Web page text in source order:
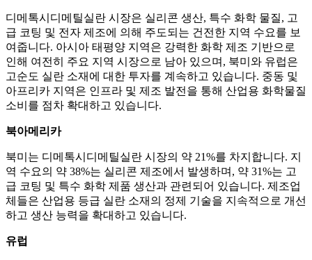
디메톡시디메틸실란 시장은 실리콘 생산, 특수 화학 물질, 고
급 코팅 및 전자 제조에 의해 주도되는 건전한 지역 수요를 보
여줍니다. 아시아 태평양 지역은 강력한 화학 제조 기반으로
인해 여전히 주요 지역 시장으로 남아 있으며, 북미와 유럽은
고순도 실란 소재에 대한 투자를 계속하고 있습니다. 중동 및
아프리카 지역은 인프라 및 제조 발전을 통해 산업용 화학물질
소비를 점차 확대하고 있습니다.
북아메리카
북미는 디메톡시디메틸실란 시장의 약 21%를 차지합니다. 지
역 수요의 약 38%는 실리콘 제조에서 발생하며, 약 31%는 고
급 코팅 및 특수 화학 제품 생산과 관련되어 있습니다. 제조업
체들은 산업용 등급 실란 소재의 정제 기술을 지속적으로 개선
하고 생산 능력을 확대하고 있습니다.
유럽